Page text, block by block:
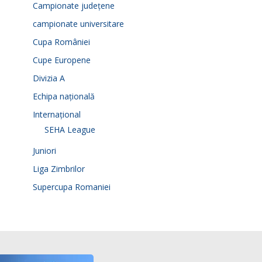
Campionate județene
campionate universitare
Cupa României
Cupe Europene
Divizia A
Echipa națională
Internațional
SEHA League
Juniori
Liga Zimbrilor
Supercupa Romaniei